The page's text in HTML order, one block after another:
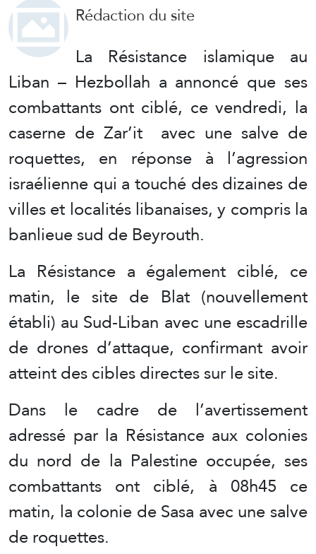
Rédaction du site
La Résistance islamique au
Liban – Hezbollah a annoncé que ses
combattants ont ciblé, ce vendredi, la
caserne de Zar’it avec une salve de
roquettes, en réponse à l’agression
israélienne qui a touché des dizaines de
villes et localités libanaises, y compris la
banlieue sud de Beyrouth.
La Résistance a également ciblé, ce
matin, le site de Blat (nouvellement
établi) au Sud-Liban avec une escadrille
de drones d’attaque, confirmant avoir
atteint des cibles directes sur le site.
Dans le cadre de l’avertissement
adressé par la Résistance aux colonies
du nord de la Palestine occupée, ses
combattants ont ciblé, à 08h45 ce
matin, la colonie de Sasa avec une salve
de roquettes.